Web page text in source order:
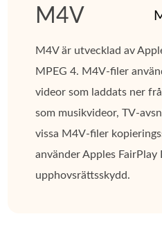
M4V
M4V är utvecklad av
MPEG 4. M4V-filer
videor som laddats ner
som musikvideor, TV-
vissa M4V-filer
använder Apples FairPlay
upphovsrättsskydd.